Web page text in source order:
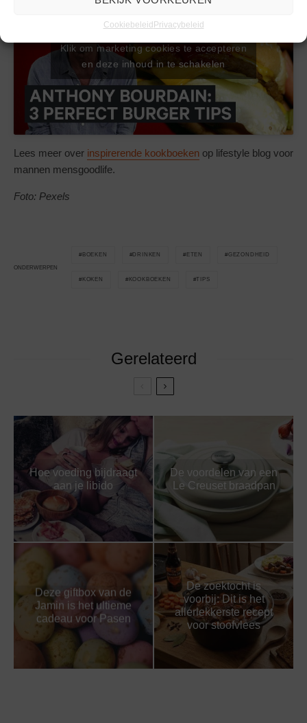
Cookiebeleid Privacybeleid
Klik om marketing cookies te accepteren
en deze inhoud in te schakelen
Lees meer over inspirerende kookboeken op lifestyle blog voor
mannen mensgoodlife.
Foto: Pexels
ONDERWERPEN
BOEKEN DRINKEN ETEN GEZONDHEID
KOKEN KOOKBOEKEN TIPS
Gerelateerd
Hoe voeding bijdraagt
aan je libido
De voordelen van een
Le Creuset braadpan
Deze giftbox van de
Jamin is het ultieme
cadeau voor Pasen
De zoektocht is
voorbij: Dit is het
allerlekkerste recept
voor stoofvlees